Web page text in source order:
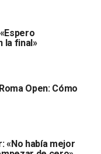
la final»
Open: Cómo
«No había mejor